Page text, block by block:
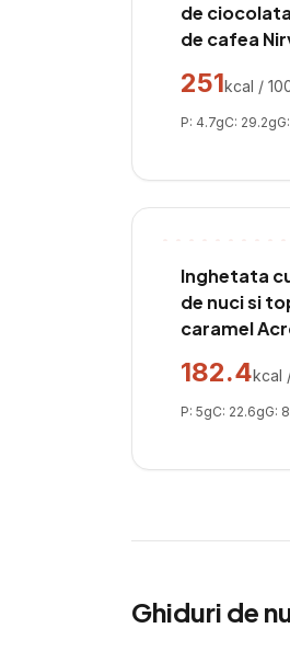
de
de cafea
251kcal /
P: 4.7gC: 29.2gG:
Inghetata
de nuci si
caramel
182.4kcal
P: 5gC: 22.6gG: 8
Ghiduri de